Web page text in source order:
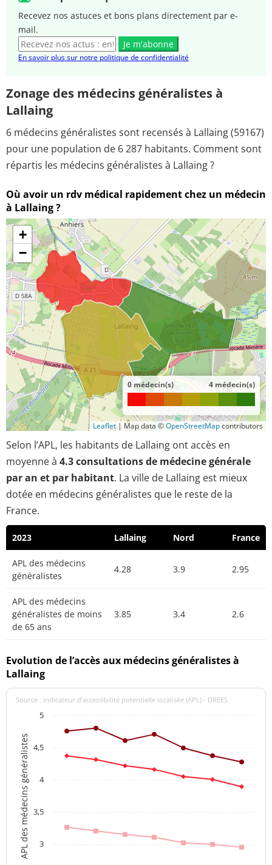
Recevez nos astuces et bons plans directement par e-
mail.
Je m'abonne
En savoir plus sur notre politique de confidentialité
Zonage des médecins généralistes à
Lallaing
6 médecins généralistes sont recensés à Lallaing (59167)
pour une population de 6 287 habitants. Comment sont
répartis les médecins généralistes à Lallaing ?
Où avoir un rdv médical rapidement chez un médecin
à Lallaing ?
+
−
0 médecin(s) 4 médecin(s)
Leaflet|Map data ©OpenStreetMapcontributors
Selon l’APL, les habitants de Lallaing ont accès en
moyenne à 4.3 consultations de médecine générale
par an et par habitant. La ville de Lallaing est mieux
dotée en médecins généralistes que le reste de la
France.
2023 Lallaing Nord France
APL des médecins
généralistes
4.28 3.9 2.95
APL des médecins
généralistes de moins
de 65 ans
3.85 3.4 2.6
Evolution de l’accès aux médecins généralistes à
Lallaing
APL des médecins généralistes
Source : indicateur d’accessibilité potentielle localisée (APL) - DREES
3
3,5
4
4,5
5